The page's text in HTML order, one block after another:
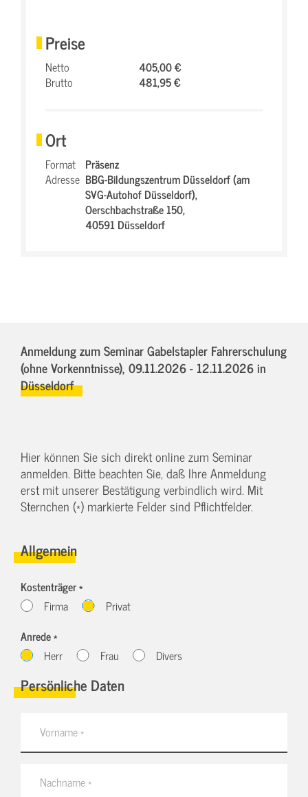
Preise
Netto
405,00 €
Brutto
481,95 €
Ort
Format Präsenz
Adresse BBG-Bildungszentrum Düsseldorf (am
SVG-Autohof Düsseldorf),
Oerschbachstraße 150,
40591 Düsseldorf
Anmeldung zum Seminar Gabelstapler Fahrerschulung
(ohne Vorkenntnisse), 09.11.2026 - 12.11.2026in
Düsseldorf
Hier können Sie sich direkt online zum Seminar
anmelden. Bitte beachten Sie, daß Ihre Anmeldung
erst mit unserer Bestätigung verbindlich wird. Mit
Sternchen (*) markierte Felder sind Pflichtfelder.
Allgemein
Kostenträger *
Firma
Privat
Anrede *
Herr
Frau Divers
Persönliche Daten